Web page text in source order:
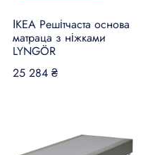
ІКЕА Решітчаста основа
матраца з ніжками
LYNGÖR
25 284 ₴